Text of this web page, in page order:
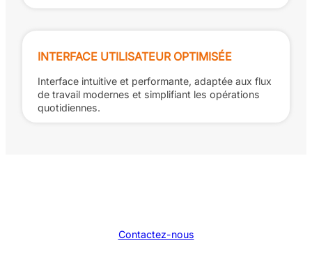
INTERFACE UTILISATEUR OPTIMISÉE
Interface intuitive et performante, adaptée aux flux
de travail modernes et simplifiant les opérations
quotidiennes.
Contactez-nous